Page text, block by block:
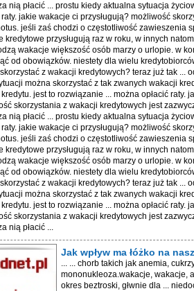
nią płacić ... prostu kiedy aktualna sytuacja
raty. jakie wakacje ci przysługują? możliwość
jeśli zaś chodzi o częstotliwość zawieszenia
kredytowe przysługują raz w roku, w innych
wakacje większość osób marzy o urlopie. w
od obowiązków. niestety dla wielu
z wakacji kredytowych? teraz już tak ...
można skorzystać z tak zwanych wakacji
kredytu. jest to rozwiązanie ... można opłacić raty.
skorzystania z wakacji kredytowych jest
nią płacić ... prostu kiedy aktualna sytuacja
raty. jakie wakacje ci przysługują? możliwość
jeśli zaś chodzi o częstotliwość zawieszenia
kredytowe przysługują raz w roku, w innych
wakacje większość osób marzy o urlopie. w
od obowiązków. niestety dla wielu
z wakacji kredytowych? teraz już tak ...
można skorzystać z tak zwanych wakacji
kredytu. jest to rozwiązanie ... można opłacić raty.
skorzystania z wakacji kredytowych jest
nią płacić ...
Jak wpływ ma łóżko na
... ... chorb takich jak anemia,
mononukleoza.wakacje, wakacje,
okres beztroski, głwnie dla ...